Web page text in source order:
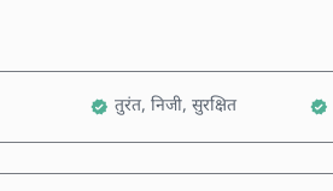
तुरंत, निजी, सुरक्षित